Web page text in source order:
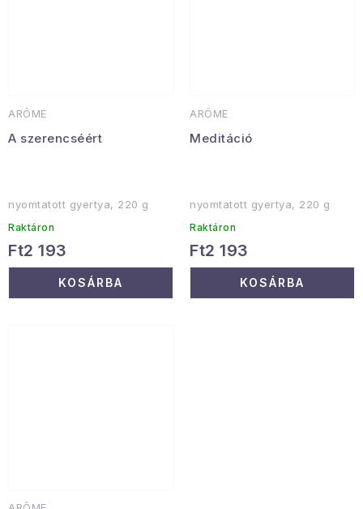
ARÔME
A szerencséért
nyomtatott gyertya, 220 g
Raktáron
Ft2 193
KOSÁRBA
ARÔME
Meditáció
nyomtatott gyertya, 220 g
Raktáron
Ft2 193
KOSÁRBA